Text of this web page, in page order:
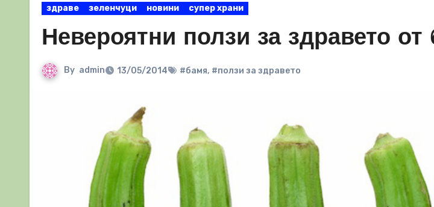
здраве зеленчуци новини супер храни
Невероятни ползи за здравето от
By admin 13/05/2014 #бамя, #ползи за здравето